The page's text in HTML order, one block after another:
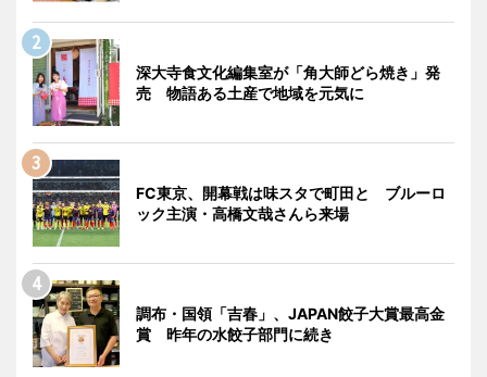
深大寺食文化編集室が「角大師どら焼き」発
売 物語ある土産で地域を元気に
FC東京、開幕戦は味スタで町田と ブルーロ
ック主演・高橋文哉さんら来場
調布・国領「吉春」、JAPAN餃子大賞最高金
賞 昨年の水餃子部門に続き